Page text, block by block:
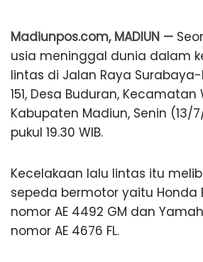
Madiunpos.com, MADIUN —
usia meninggal dunia dalam
lintas di Jalan Raya Surabaya-
151, Desa Buduran, Kecamatan
Kabupaten Madiun, Senin (13/
pukul 19.30 WIB.
Kecelakaan lalu lintas itu
sepeda bermotor yaitu Honda
nomor AE 4492 GM dan
nomor AE 4676 FL.